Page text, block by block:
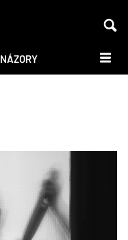
NÁZORY DALŠÍ